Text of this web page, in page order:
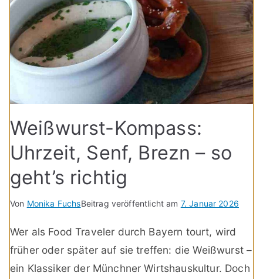
Weißwurst-Kompass:
Uhrzeit, Senf, Brezn – so
geht’s richtig
Von Monika FuchsBeitrag veröffentlicht am 7. Januar 2026
Wer als Food Traveler durch Bayern tourt, wird
früher oder später auf sie treffen: die Weißwurst –
ein Klassiker der Münchner Wirtshauskultur. Doch